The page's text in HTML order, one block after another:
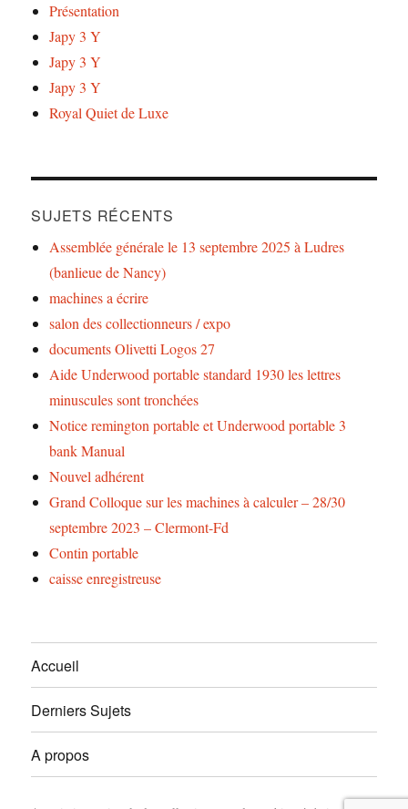
Présentation
Japy 3 Y
Japy 3 Y
Japy 3 Y
Royal Quiet de Luxe
SUJETS RÉCENTS
Assemblée générale le 13 septembre 2025 à Ludres
(banlieue de Nancy)
machines a écrire
salon des collectionneurs / expo
documents Olivetti Logos 27
Aide Underwood portable standard 1930 les lettres
minuscules sont tronchées
Notice remington portable et Underwood portable 3
bank Manual
Nouvel adhérent
Grand Colloque sur les machines à calculer – 28/30
septembre 2023 – Clermont-Fd
Contin portable
caisse enregistreuse
Accueil
Derniers Sujets
A propos